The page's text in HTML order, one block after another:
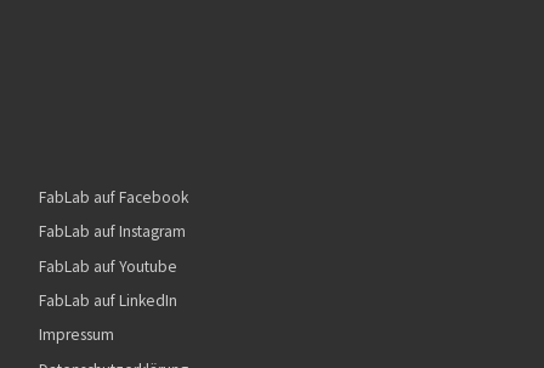
FabLab auf Facebook
FabLab auf Instagram
FabLab auf Youtube
FabLab auf LinkedIn
Impressum